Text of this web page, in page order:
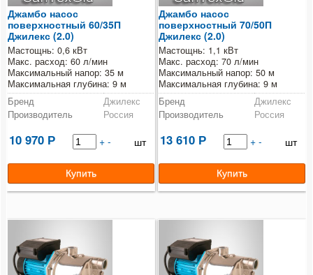
Система контроля протечки воды
Насосное оборудование
Wilo
Джилекс
Насосы скважинные "Водомет"
Насосы центробежные Джамбо
Скважинный оголовок
Гидроаккумуляторы
Джамбо насос
поверхностный 60/35П
Джилекс (2.0)
Мастощнь: 0,6 кВт
Макс. расход: 60 л/мин
Максимальный напор: 35 м
Максимальная глубина: 9 м
Бренд
Джилекс
Производитель
Россия
10 970 Р + - шт
Джамбо насос
поверхностный 70/50П
Джилекс (2.0)
Мастощнь: 1,1 кВт
Макс. расход: 70 л/мин
Максимальный напор: 50 м
Максимальная глубина: 9 м
Бренд
Джилекс
Производитель
Россия
13 610 Р + - шт